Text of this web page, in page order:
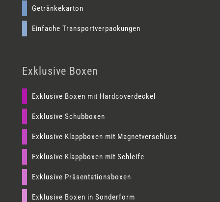
Getränkekarton
Einfache Transportverpackungen
Exklusive Boxen
Exklusive Boxen mit Hardcoverdeckel
Exklusive Schubboxen
Exklusive Klappboxen mit Magnetverschluss
Exklusive Klappboxen mit Schleife
Exklusive Präsentationsboxen
Exklusive Boxen in Sonderform